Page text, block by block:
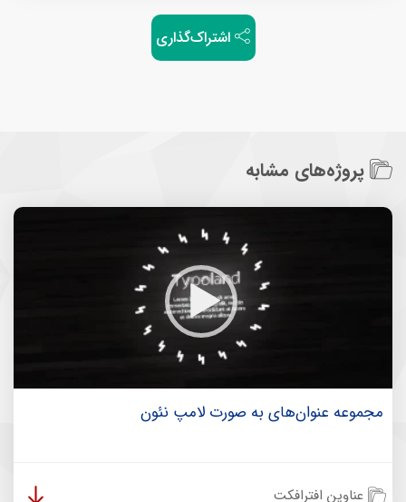
اشتراک‌گذاری
پروژه‌های مشابه
مجموعه عنوان‌های به صورت لامپ نئون
عناوین افترافکت